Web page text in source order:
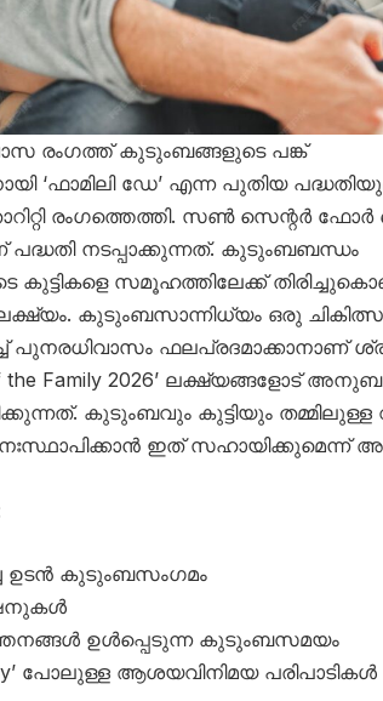
രംഗത്ത് കുടുംബങ്ങളുടെ പങ്ക്
‘ഫാമിലി ഡേ’ എന്ന പുതിയ
രംഗത്തെത്തി. സൺ സെന്റർ
പദ്ധതി നടപ്പാക്കുന്നത്. കുടുംബബന്ധം
കുട്ടികളെ സമൂഹത്തിലേക്ക്
കുടുംബസാന്നിധ്യം ഒരു
പുനരധിവാസം ഫലപ്രദമാക്കാനാണ്
Family 2026’ ലക്ഷ്യങ്ങളോട്
കുടുംബവും കുട്ടിയും
ഇത് സഹായിക്കുമെന്ന്
ഉടൻ കുടുംബസംഗമം
ഉൾപ്പെടുന്ന കുടുംബസമയം
പോലുള്ള ആശയവിനിമയ പരിപാടികൾ